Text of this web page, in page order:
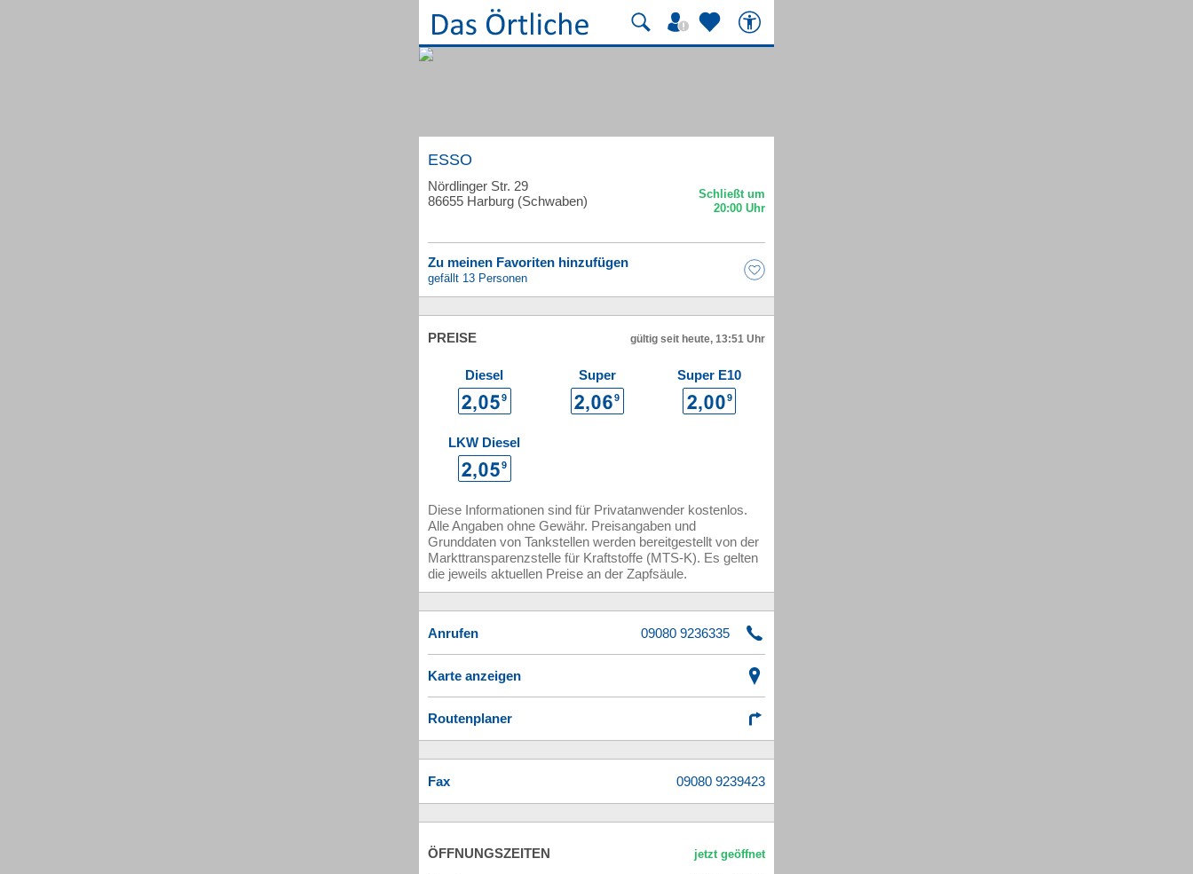
ESSO
Nördlinger Str. 29
86655 Harburg (Schwaben)
Zu meinen Favoriten hinzufügen
gefällt 13 Personen
PREISE gültig seit heute, 13:51 Uhr
Diesel Super Super E10
LKW Diesel
Diese Informationen sind für Privatanwender kostenlos.
Alle Angaben ohne Gewähr. Preisangaben und
Grunddaten von Tankstellen werden bereitgestellt von der
Markttransparenzstelle für Kraftstoffe (MTS-K). Es gelten
die jeweils aktuellen Preise an der Zapfsäule.
Anrufen
Karte anzeigen
Routenplaner
Fax
ÖFFNUNGSZEITEN